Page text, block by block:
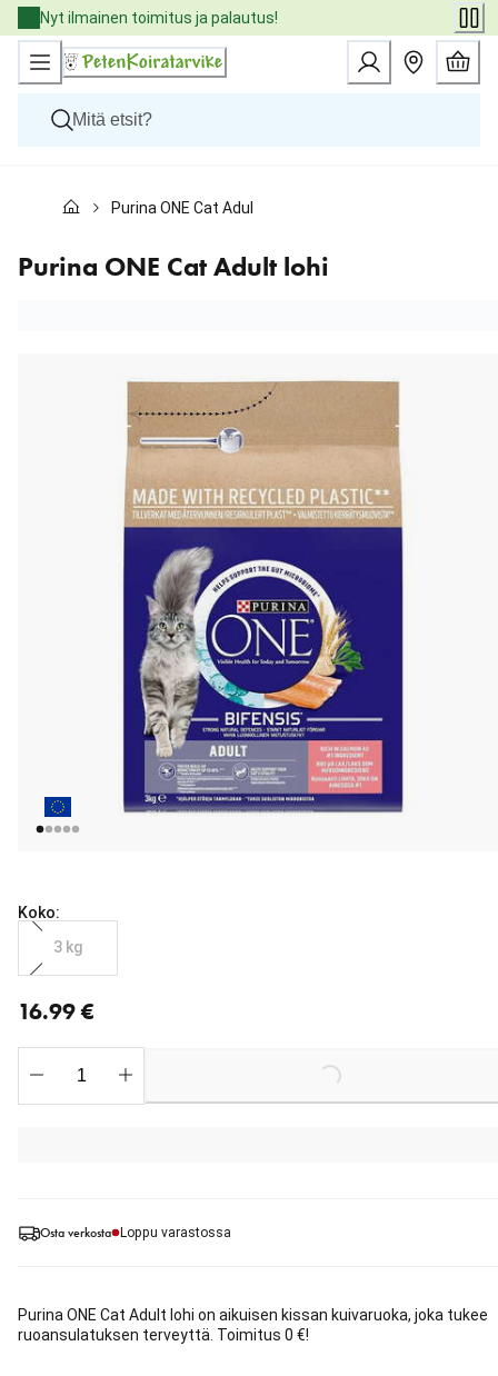
Skip
to
Content
Nyt ilmainen toimitus ja palautus!
Kissat
Eläinlääkäriruoat
Tuotemerkit
Purina ONE Cat Adult lohi
Purina ONE Cat Adult lohi
Osta verkosta Loppu varastossa
Purina ONE Cat Adult lohi on aikuisen kissan kuivaruoka, joka tukee
ruoansulatuksen terveyttä. Toimitus 0 €!
Koko:
3 kg
16.99 €
Loading...